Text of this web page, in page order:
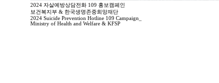
2024 자살예방상담전화 109 홍보캠페인
보건복지부 & 한국생명존중희망재단
2024 Suicide Prevention Hotline 109 Campaign_
Ministry of Health and Welfare & KFSP